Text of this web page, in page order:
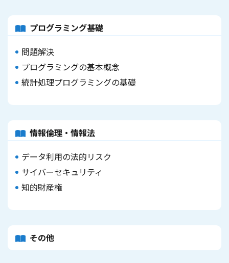
プログラミング基礎
問題解決
プログラミングの基本概念
統計処理プログラミングの基礎
情報倫理・情報法
データ利用の法的リスク
サイバーセキュリティ
知的財産権
その他